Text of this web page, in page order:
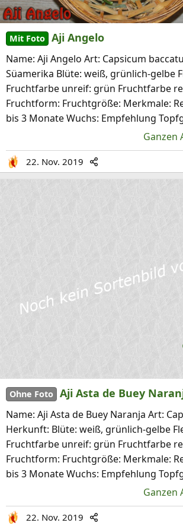
Mit Foto Aji Angelo
Name: Aji Angelo Art: Capsicum
Süamerika Blüte: weiß, grünlich-gelbe
Fruchtfarbe unreif: grün Fruchtfarbe
Fruchtform: Fruchtgröße: Merkmale:
bis 3 Monate Wuchs: Empfehlung
Ganzen
22. Nov. 2019
Ohne Foto Aji Asta de Buey
Name: Aji Asta de Buey Naranja Art:
Herkunft: Blüte: weiß, grünlich-gelbe
Fruchtfarbe unreif: grün Fruchtfarbe
Fruchtform: Fruchtgröße: Merkmale:
bis 3 Monate Wuchs: Empfehlung
Ganzen
22. Nov. 2019